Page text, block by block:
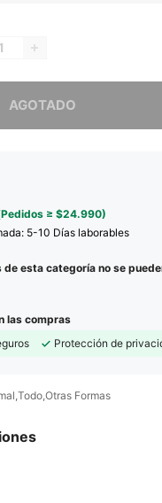
AGOTADO
está agotado.
≥ $24.990)
5-10 Días laborables
de esta categoría no se
las compras
Protección de
Formas